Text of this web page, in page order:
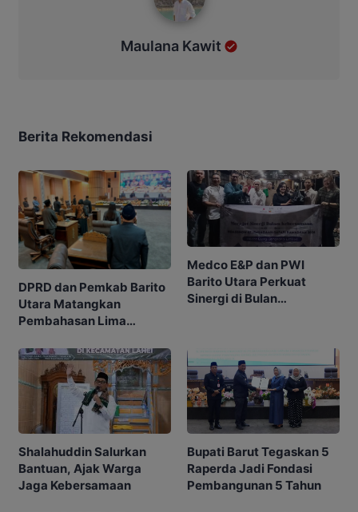
Maulana Kawit
Berita Rekomendasi
DPRD dan Pemkab Barito
Utara Matangkan
Pembahasan Lima
Medco E&P dan PWI
Barito Utara Perkuat
Sinergi di Bulan
Shalahuddin Salurkan
Bantuan, Ajak Warga
Jaga Kebersamaan
Bupati Barut Tegaskan 5
Raperda Jadi Fondasi
Pembangunan 5 Tahun